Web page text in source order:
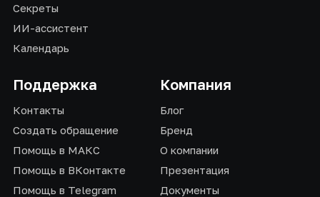
Секреты
ИИ-ассистент
Календарь
Поддержка
Контакты
Создать обращение
Помощь в МАКС
Помощь в ВКонтакте
Помощь в Telegram
Компания
Блог
Бренд
О компании
Презентация
Документы